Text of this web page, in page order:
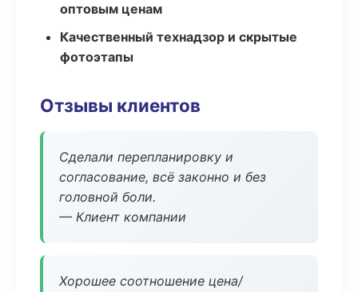
оптовым ценам
Качественный технадзор и скрытые
фотоэтапы
Отзывы клиентов
Сделали перепланировку и
согласование, всё законно и без
головной боли.
— Клиент компании
Хорошее соотношение цена/